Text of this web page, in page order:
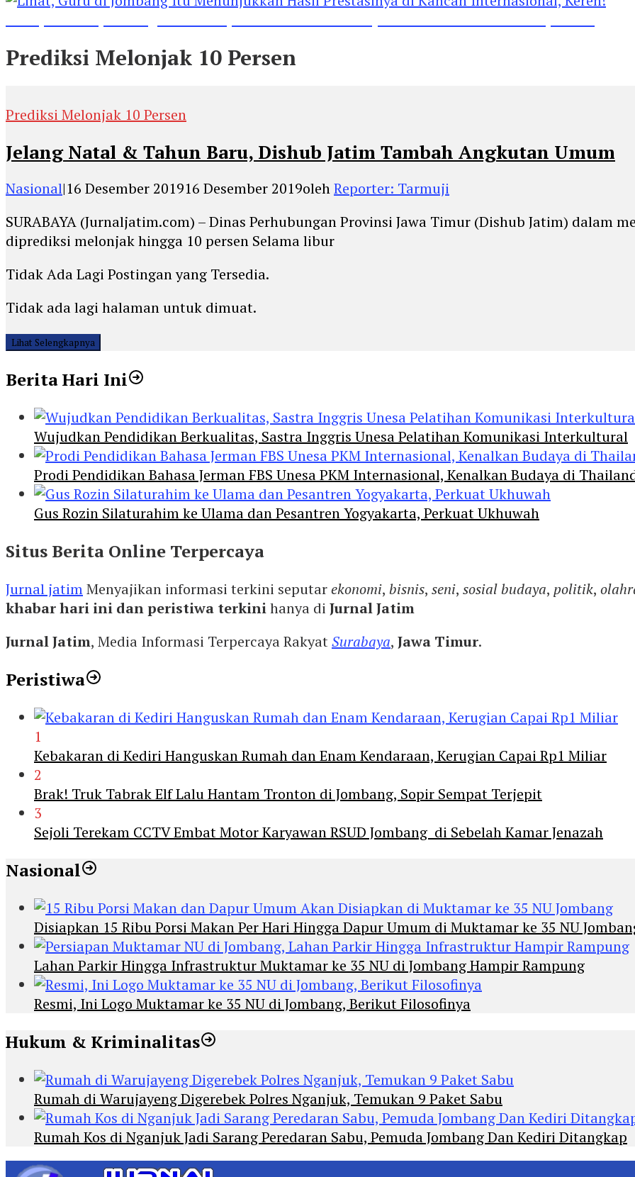
Prediksi Melonjak 10 Persen
Prediksi Melonjak 10 Persen
Jelang Natal & Tahun Baru, Dishub Jatim Tambah Angkutan Umum
Nasional|16 Desember 201916 Desember 2019olehReporter: Tarmuji
SURABAYA (Jurnaljatim.com) – Dinas Perhubungan Provinsi Jawa Timur (Dishub Jatim) dalam
diprediksi melonjak hingga 10 persen Selama libur
Tidak Ada Lagi Postingan yang Tersedia.
Tidak ada lagi halaman untuk dimuat.
Lihat Selengkapnya
Berita Hari Ini
Wujudkan Pendidikan Berkualitas, Sastra Inggris Unesa Pelatihan Komunikasi Interkultural
Prodi Pendidikan Bahasa Jerman FBS Unesa PKM Internasional, Kenalkan Budaya di
Gus Rozin Silaturahim ke Ulama dan Pesantren Yogyakarta, Perkuat Ukhuwah
Situs Berita Online Terpercaya
Jurnal jatimMenyajikan informasi terkini seputarekonomi, bisnis, seni, sosial budaya, politik,
khabar hari ini dan peristiwa terkinihanya di Jurnal Jatim
Jurnal Jatim, Media Informasi Terpercaya RakyatSurabaya, Jawa Timur.
Peristiwa
1
Kebakaran di Kediri Hanguskan Rumah dan Enam Kendaraan, Kerugian Capai Rp1 Miliar
2
Brak! Truk Tabrak Elf Lalu Hantam Tronton di Jombang, Sopir Sempat Terjepit
3
Sejoli Terekam CCTV Embat Motor Karyawan RSUD Jombang di Sebelah Kamar Jenazah
Nasional
Disiapkan 15 Ribu Porsi Makan Per Hari Hingga Dapur Umum di Muktamar ke 35 NU
Lahan Parkir Hingga Infrastruktur Muktamar ke 35 NU di Jombang Hampir Rampung
Resmi, Ini Logo Muktamar ke 35 NU di Jombang, Berikut Filosofinya
Hukum & Kriminalitas
Rumah di Warujayeng Digerebek Polres Nganjuk, Temukan 9 Paket Sabu
Rumah Kos di Nganjuk Jadi Sarang Peredaran Sabu, Pemuda Jombang Dan Kediri Ditangkap